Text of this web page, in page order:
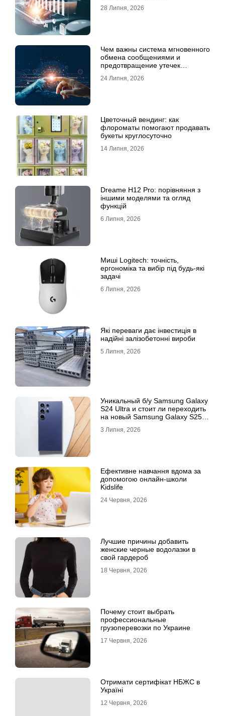
28 Липня, 2026
Чем важны система мгновенного
обмена сообщениями и
предотвращение утечек
24 Липня, 2026
Цветочный вендинг: как
флороматы помогают продавать
букеты круглосуточно
14 Липня, 2026
Dreame H12 Pro: порівняння з
іншими моделями та огляд
функцій
6 Липня, 2026
Миші Logitech: точність,
ергономіка та вибір під будь-які
задачі
6 Липня, 2026
Які переваги дає інвестиція в
надійні залізобетонні вироби
5 Липня, 2026
Уникальный б/у Samsung Galaxy
S24 Ultra и стоит ли переходить
на новый Samsung Galaxy S25
3 Липня, 2026
Ефективне навчання вдома за
допомогою онлайн-школи
Kidslife
24 Червня, 2026
Лучшие причины добавить
женские черные водолазки в
свой гардероб
18 Червня, 2026
Почему стоит выбрать
профессиональные
грузоперевозки по Украине
17 Червня, 2026
Отримати сертифікат НБЖС в
Україні
12 Червня, 2026